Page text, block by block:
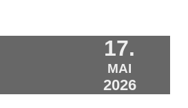
17.
MAI
2026